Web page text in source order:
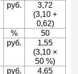
руб.
3,72
(3,10 +
0,62)
%
50
руб.
1,55
(3,10 ×
50 %)
руб.
4,65